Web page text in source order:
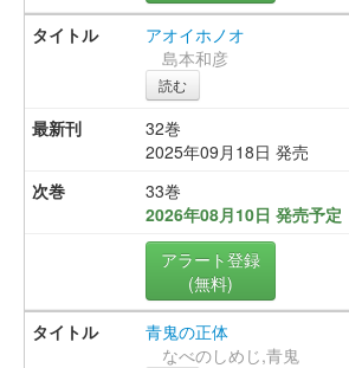
アオイホノオ
島本和彦
読む
32巻
2025年09月18日 発売
33巻
2026年08月10日 発売予定
アラート登録
(無料)
青鬼の正体
なべのしめじ,青鬼